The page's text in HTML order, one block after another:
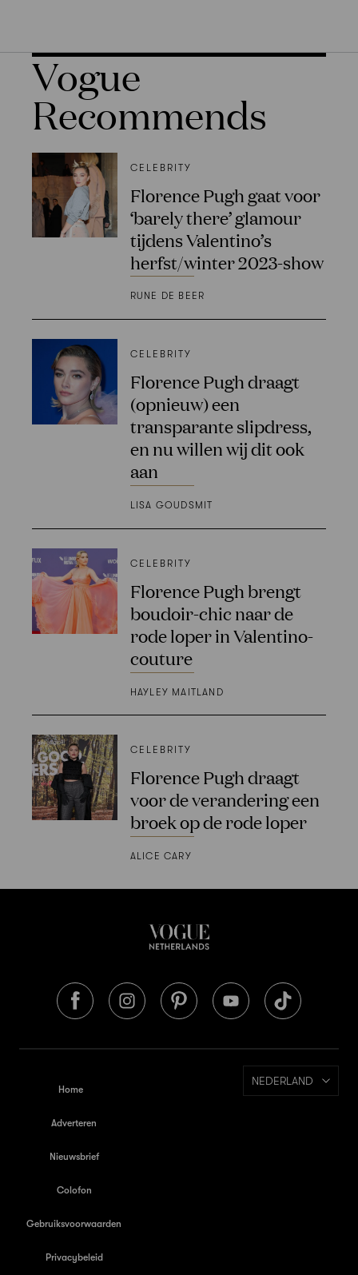
Vogue
Recommends
CELEBRITY
Florence Pugh gaat voor
‘barely there’ glamour
tijdens Valentino’s
herfst/winter 2023-show
RUNE DE BEER
CELEBRITY
Florence Pugh draagt
(opnieuw) een
transparante slipdress,
en nu willen wij dit ook
aan
LISA GOUDSMIT
CELEBRITY
Florence Pugh brengt
boudoir-chic naar de
rode loper in Valentino-
couture
HAYLEY MAITLAND
CELEBRITY
Florence Pugh draagt
voor de verandering een
broek op de rode loper
ALICE CARY
Home
Adverteren
Nieuwsbrief
Colofon
Gebruiksvoorwaarden
Privacybeleid
NEDERLAND